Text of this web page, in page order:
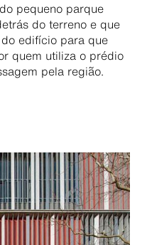
pequeno parque
do terreno e que
edifício para que
quem utiliza o prédio
pela região.